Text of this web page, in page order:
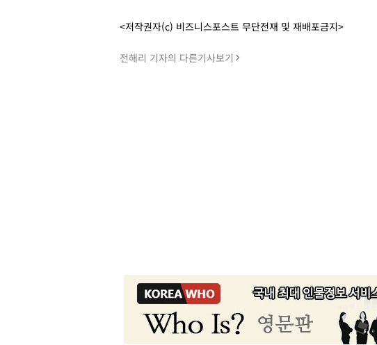
<저작권자(c) 비즈니스포스트 무단전재 및 재배포금지>
전해리 기자의 다른기사보기